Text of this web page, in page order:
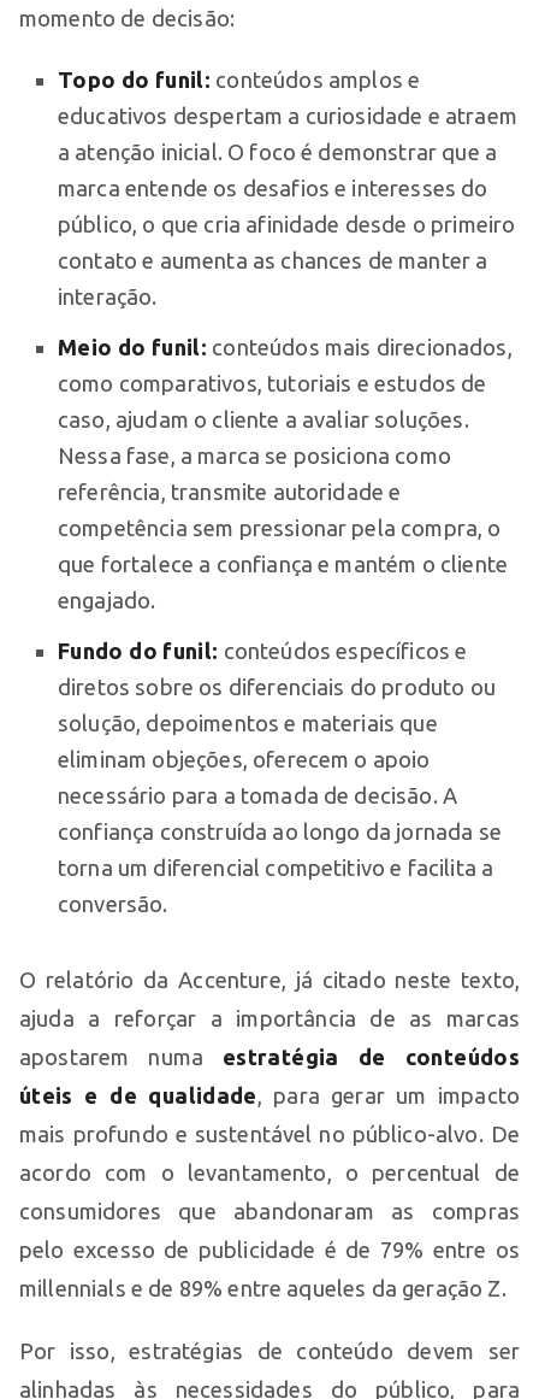
momento de decisão:
Topo do funil: conteúdos amplos e
educativos despertam a curiosidade e atraem
a atenção inicial. O foco é demonstrar que a
marca entende os desafios e interesses do
público, o que cria afinidade desde o primeiro
contato e aumenta as chances de manter a
interação.
Meio do funil: conteúdos mais direcionados,
como comparativos, tutoriais e estudos de
caso, ajudam o cliente a avaliar soluções.
Nessa fase, a marca se posiciona como
referência, transmite autoridade e
competência sem pressionar pela compra, o
que fortalece a confiança e mantém o cliente
engajado.
Fundo do funil: conteúdos específicos e
diretos sobre os diferenciais do produto ou
solução, depoimentos e materiais que
eliminam objeções, oferecem o apoio
necessário para a tomada de decisão. A
confiança construída ao longo da jornada se
torna um diferencial competitivo e facilita a
conversão.
O relatório da Accenture, já citado neste texto,
ajuda a reforçar a importância de as marcas
apostarem numa estratégia de conteúdos
úteis e de qualidade , para gerar um impacto
mais profundo e sustentável no público-alvo. De
acordo com o levantamento, o percentual de
consumidores que abandonaram as compras
pelo excesso de publicidade é de 79% entre os
millennials e de 89% entre aqueles da geração Z.
Por isso, estratégias de conteúdo devem ser
alinhadas às necessidades do público, para